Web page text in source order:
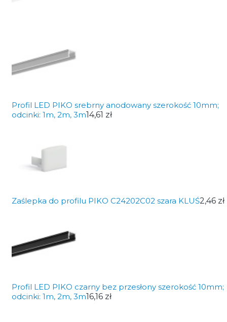
Profil LED PIKO srebrny anodowany szerokość 10mm;
odcinki: 1m, 2m, 3m14,61 zł
Zaślepka do profilu PIKO C24202C02 szara KLUŚ2,46 zł
Profil LED PIKO czarny bez przesłony szerokość 10mm;
odcinki: 1m, 2m, 3m16,16 zł